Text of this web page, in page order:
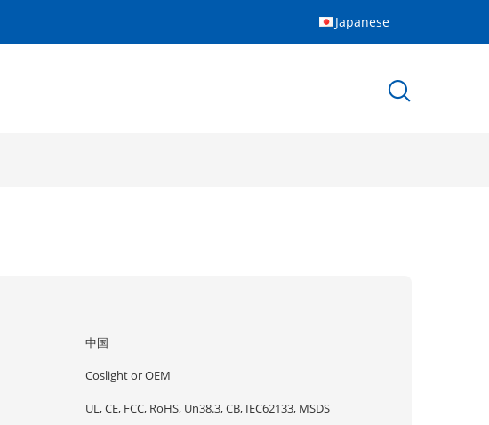
Japanese
中国
Coslight or OEM
UL, CE, FCC, RoHS, Un38.3, CB, IEC62133, MSDS